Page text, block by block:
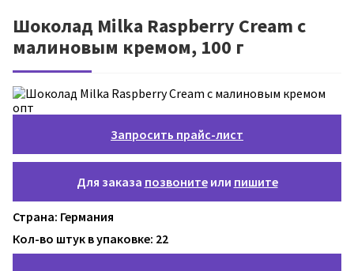
Шоколад Milka Raspberry Cream с
малиновым кремом, 100 г
Запросить прайс-лист
Для заказа позвонитеили пишите
Страна: Германия
Кол-во штук в упаковке: 22